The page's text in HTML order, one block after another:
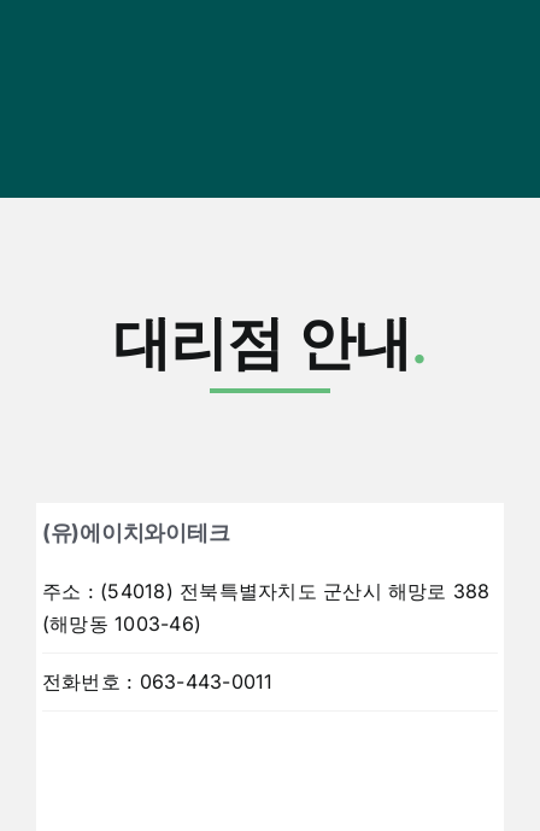
대리점 안내.
(유)에이치와이테크
주소 : (54018) 전북특별자치도 군산시 해망로 388
(해망동 1003-46)
전화번호 : 063-443-0011